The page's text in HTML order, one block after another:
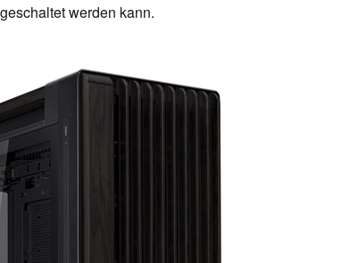
werden kann.